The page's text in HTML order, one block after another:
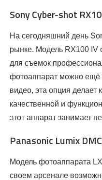
Sony Cyber-shot
На сегодняшний день
рынке. Модель RX100 IV
для съемок
фотоаппарат можно ещё
видео, эта опция делает
качественной и
этот аппарат занимает
Panasonic Lumix
Модель фотоаппарата
своем арсенале